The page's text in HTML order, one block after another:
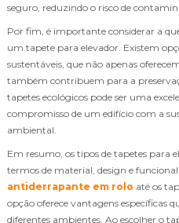
seguro, reduzindo o risco de
Por fim, é importante considerar a
um tapete para elevador. Existem
sustentáveis, que não apenas
também contribuem para a
tapetes ecológicos pode ser uma
compromisso de um edifício com a
ambiental.
Em resumo, os tipos de tapetes para
termos de material, design e
antiderrapante em rolo até os
opção oferece vantagens específicas
diferentes ambientes. Ao escolher o